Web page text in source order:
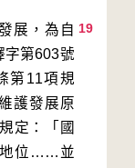
19
展，為自
字第603號
第11項規
護發展原
定：「國
地位……並